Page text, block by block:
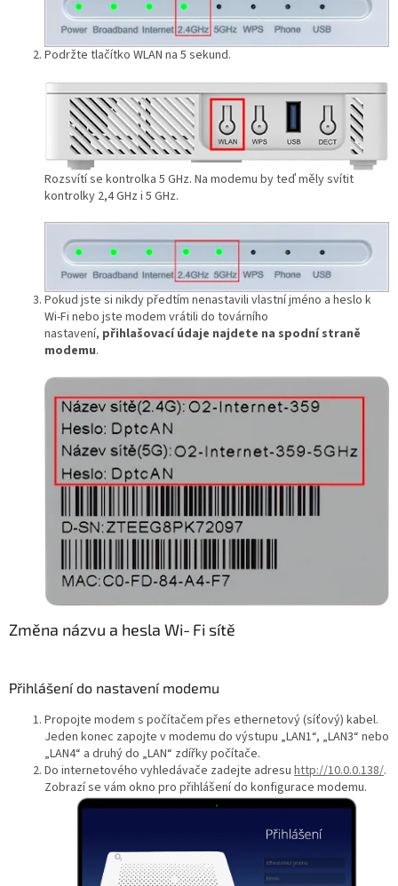
Podržte tlačítko WLAN na 5 sekund.
Rozsvítí se kontrolka 5 GHz. Na modemu by teď měly svítit
kontrolky 2,4 GHz i 5 GHz.
Pokud jste si nikdy předtím nenastavili vlastní jméno a heslo k
Wi‑Fi nebo jste modem vrátili do továrního
nastavení, přihlašovací údaje najdete na spodní straně
modemu.
Změna názvu a hesla Wi‑Fi sítě
Přihlášení do nastavení modemu
Propojte modem s počítačem přes ethernetový (síťový) kabel.
Jeden konec zapojte v modemu do výstupu „LAN1“, „LAN3“ nebo
„LAN4“ a druhý do „LAN“ zdířky počítače.
Do internetového vyhledávače zadejte adresu http://10.0.0.138/.
Zobrazí se vám okno pro přihlášení do konfigurace modemu.